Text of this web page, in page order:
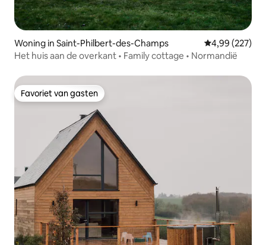
Woning in Saint-Philbert-des-Champs Gemiddelde
4,99 (227)
Het huis aan de overkant • Family cottage • Normandië
Favoriet van gasten
Favoriet van gasten